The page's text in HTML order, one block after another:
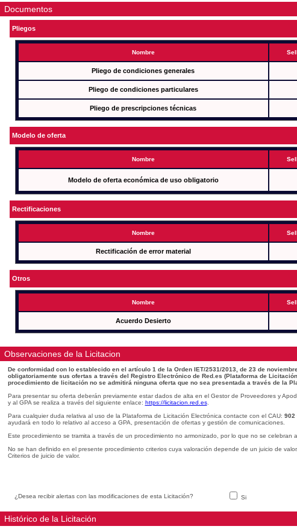
Documentos
Pliegos
Nombre
Pliego de condiciones generales
Pliego de condiciones particulares
Pliego de prescripciones técnicas
Modelo de oferta
Nombre
Modelo de oferta económica de uso obligatorio
Rectificaciones
Nombre
Rectificación de error material
Otros
Nombre
Acuerdo Desierto
Observaciones de la Licitacion
De conformidad con lo establecido en el artículo 1 de la Orden IET/2531/2013, de 23 de
obligatoriamente sus ofertas a través del Registro Electrónico de Red.es (Plataforma de
procedimiento de licitación no se admitirá ninguna oferta que no sea presentada a través de la
Para presentar su oferta deberán previamente estar dados de alta en el Gestor de Proveedores y
y al GPA se realiza a través del siguiente enlace: https://licitacion.red.es.
Para cualquier duda relativa al uso de la Plataforma de Licitación Electrónica contacte con el CAU: 902
ayudará en todo lo relativo al acceso a GPA, presentación de ofertas y gestión de comunicaciones.
Este procedimiento se tramita a través de un procedimiento no armonizado, por lo que no se celebran
No se han definido en el presente procedimiento criterios cuya valoración depende de un juicio de
Criterios de juicio de valor.
¿Desea recibir alertas con las modificaciones de esta Licitación? Si
Histórico de la Licitación